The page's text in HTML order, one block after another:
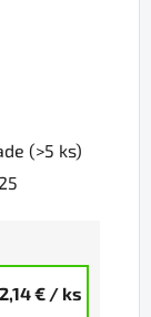
(>5 ks)
€ / ks